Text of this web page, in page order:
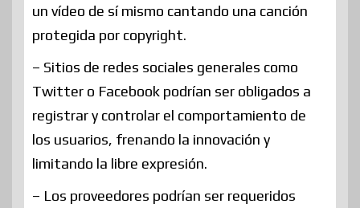
un vídeo de sí mismo cantando una canción
protegida por copyright.
– Sitios de redes sociales generales como
Twitter o Facebook podrían ser obligados a
registrar y controlar el comportamiento de
los usuarios, frenando la innovación y
limitando la libre expresión.
– Los proveedores podrían ser requeridos